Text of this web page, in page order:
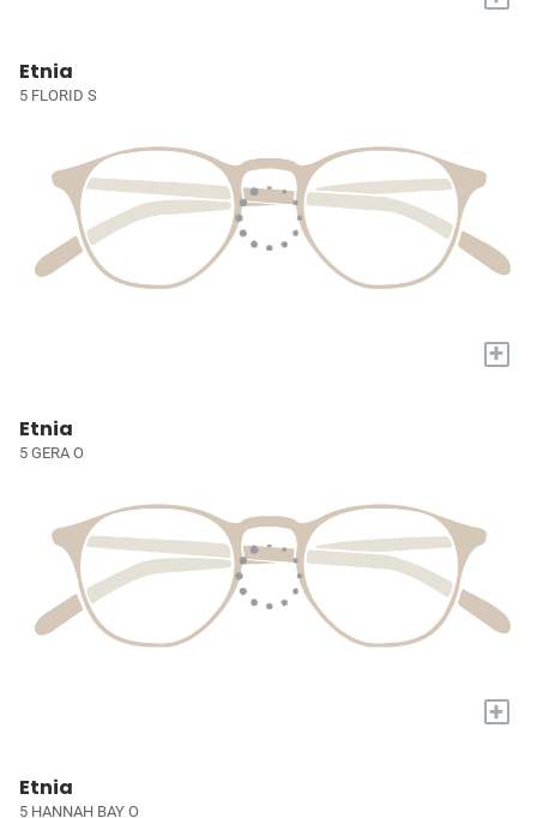
Etnia
5 FLORID S
+
Etnia
5 GERA O
+
Etnia
5 HANNAH BAY O